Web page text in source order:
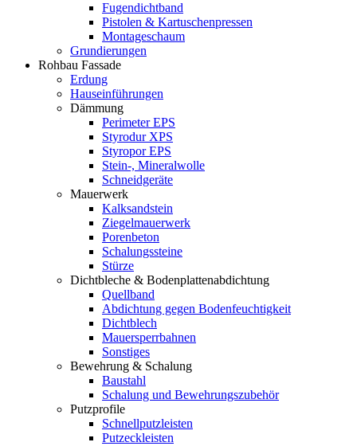
Fugendichtband
Pistolen & Kartuschenpressen
Montageschaum
Grundierungen
Rohbau Fassade
Erdung
Hauseinführungen
Dämmung
Perimeter EPS
Styrodur XPS
Styropor EPS
Stein-, Mineralwolle
Schneidgeräte
Mauerwerk
Kalksandstein
Ziegelmauerwerk
Porenbeton
Schalungssteine
Stürze
Dichtbleche & Bodenplattenabdichtung
Quellband
Abdichtung gegen Bodenfeuchtigkeit
Dichtblech
Mauersperrbahnen
Sonstiges
Bewehrung & Schalung
Baustahl
Schalung und Bewehrungszubehör
Putzprofile
Schnellputzleisten
Putzeckleisten